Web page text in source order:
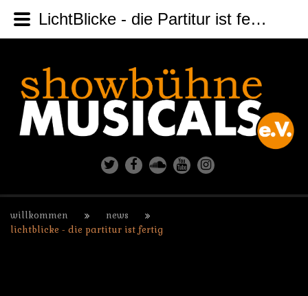
willkommen
news
lichtblicke - die partitur ist fertig
LichtBlicke - die Partitur ist fertig